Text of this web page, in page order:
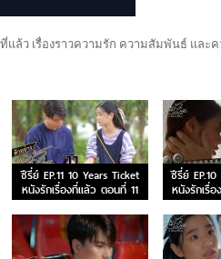
งที่แล้ว เรื่องราวความรัก ความสัมพันธ์ แ
ซีรี่ย์ EP.11 10 Years Ticket
หนังรักเรื่องที่แล้ว ตอนที่ 11
ซีรี่ย์
หนังรักเรื่